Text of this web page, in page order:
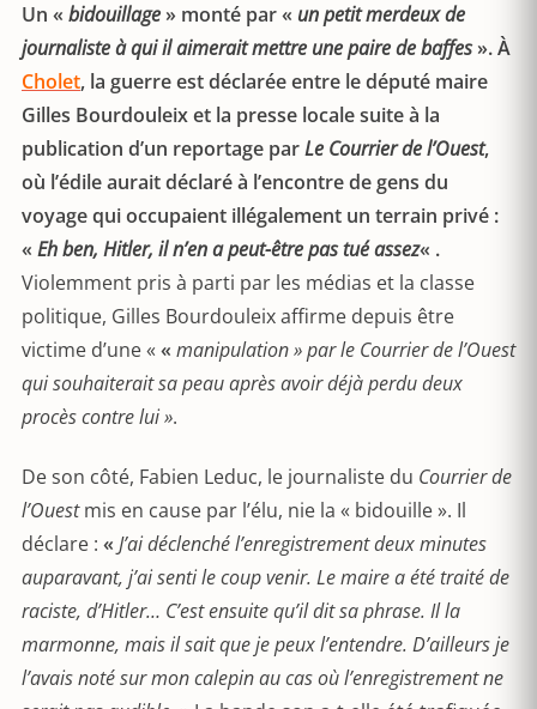
Un « bidouillage » monté par « un petit merdeux de
journaliste à qui il aimerait mettre une paire de baffes». À
Cholet, la guerre est déclarée entre le député maire
Gilles Bourdouleix et la presse locale suite à la
publication d’un reportage parLe Courrier de l’Ouest,
où l’édile aurait déclaré à l’encontre de gens du
voyage qui occupaient illégalement un terrain privé :
« Eh ben, Hitler, il n’en a peut-être pas tué assez« .
Violemment pris à parti par les médias et la classe
politique, Gilles Bourdouleix affirme depuis être
victime d’une « « manipulation » par le Courrier de l’Ouest
qui souhaiterait sa peau après avoir déjà perdu deux
procès contre lui ».
De son côté, Fabien Leduc, le journaliste du Courrier de
l’Ouestmis en cause par l’élu, nie la « bidouille ». Il
déclare : « J’ai déclenché l’enregistrement deux minutes
auparavant, j’ai senti le coup venir. Le maire a été traité de
raciste, d’Hitler… C’est ensuite qu’il dit sa phrase. Il la
marmonne, mais il sait que je peux l’entendre. D’ailleurs je
l’avais noté sur mon calepin au cas où l’enregistrement ne